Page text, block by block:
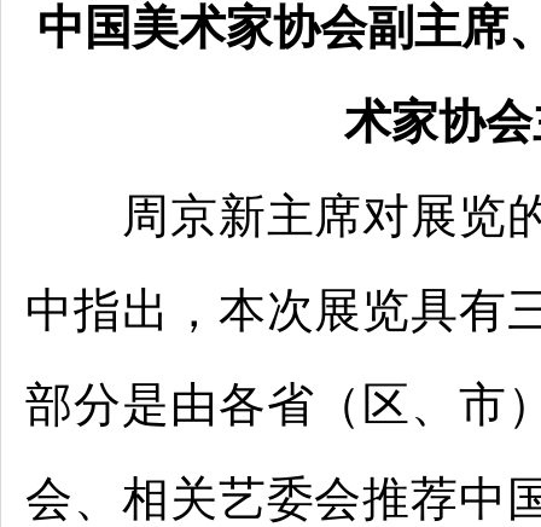
中国美术家协会副主席
术家协
周京新主席对展览的
中指出，本次展览具有
部分是由各省（区、市
会、相关艺委会推荐中